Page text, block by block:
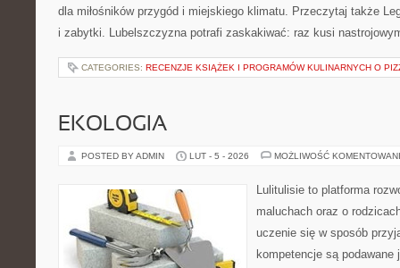
dla miłośników przygód i miejskiego klimatu. Przeczytaj także
i zabytki. Lubelszczyzna potrafi zaskakiwać: raz kusi
CATEGORIES: RECENZJE KSIĄŻEK I PROGRAMÓW KULINARNYCH O
EKOLOGIA
POSTED BY ADMIN LUT - 5 - 2026 MOŻLIWOŚĆ
Lulitulisie to platforma
maluchach oraz o
uczenie się w sposób
kompetencje są